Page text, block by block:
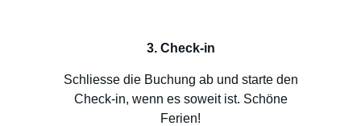
3. Check-in
Schliesse die Buchung ab und starte den
Check-in, wenn es soweit ist. Schöne
Ferien!